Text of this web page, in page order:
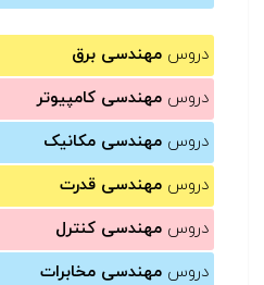
دروس مهندسی برق
دروس مهندسی کامپیوتر
دروس مهندسی مکانیک
دروس مهندسی قدرت
دروس مهندسی کنترل
دروس مهندسی مخابرات